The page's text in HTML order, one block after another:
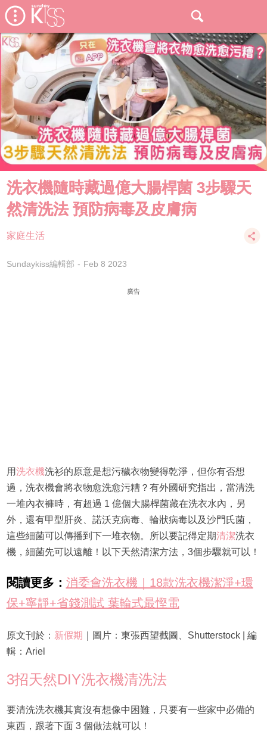
洗衣機隨時藏過億大腸桿菌 3步驟天
然清洗法 預防病毒及皮膚病
家庭生活
Sundaykiss編輯部 Feb 8 2023
廣告
用洗衣機洗衫的原意是想污穢衣物變得乾淨，但你有否想
過，洗衣機會將衣物愈洗愈污糟？有外國研究指出，當清洗
一堆內衣褲時，有超過 1 億個大腸桿菌藏在洗衣水內，另
外，還有甲型肝炎、諾沃克病毒、輪狀病毒以及沙門氏菌，
這些細菌可以傳播到下一堆衣物。所以要記得定期清潔洗衣
機，細菌先可以遠離！以下天然清潔方法，3個步驟就可以！
閱讀更多： 消委會洗衣機｜18款洗衣機潔淨+環
保+寧靜+省錢測試 葉輪式最慳電
原文刊於： 新假期 ｜圖片：東張西望截圖、Shutterstock | 編
輯：Ariel
3招天然DIY洗衣機清洗法
要清洗洗衣機其實沒有想像中困難，只要有一些家中必備的
東西，跟著下面 3 個做法就可以！